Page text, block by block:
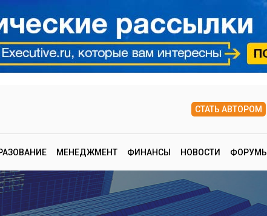
СТАТЬ АВТОРОМ
МЕНЕДЖМЕНТ ФИНАНСЫ НОВОСТИ ФОРУМЫ